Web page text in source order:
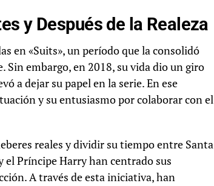
y Después de la Realeza
en «Suits», un período que la consolidó
embargo, en 2018, su vida dio un giro
a dejar su papel en la serie. En ese
y su entusiasmo por colaborar con el
reales y dividir su tiempo entre Santa
el Príncipe Harry han centrado sus
A través de esta iniciativa, han